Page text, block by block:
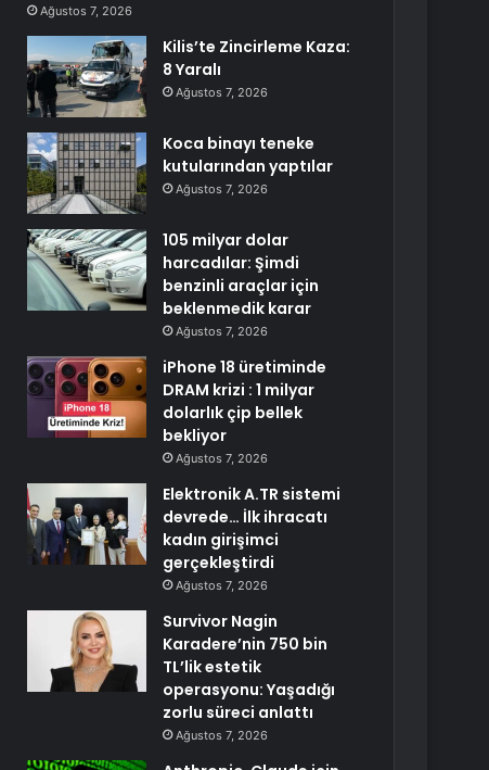
Ağustos 7, 2026
Kilis’te Zincirleme Kaza:
8 Yaralı
Ağustos 7, 2026
Koca binayı teneke
kutularından yaptılar
Ağustos 7, 2026
105 milyar dolar
harcadılar: Şimdi
benzinli araçlar için
beklenmedik karar
Ağustos 7, 2026
iPhone 18 üretiminde
DRAM krizi : 1 milyar
dolarlık çip bellek
bekliyor
Ağustos 7, 2026
Elektronik A.TR sistemi
devrede… İlk ihracatı
kadın girişimci
gerçekleştirdi
Ağustos 7, 2026
Survivor Nagin
Karadere’nin 750 bin
TL’lik estetik
operasyonu: Yaşadığı
zorlu süreci anlattı
Ağustos 7, 2026